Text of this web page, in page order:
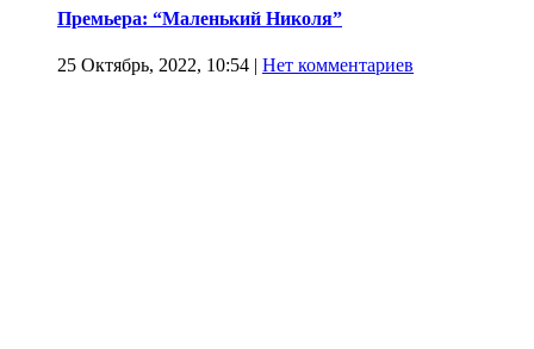
Премьера: “Маленький Николя”
25 Октябрь, 2022, 10:54 | Нет комментариев